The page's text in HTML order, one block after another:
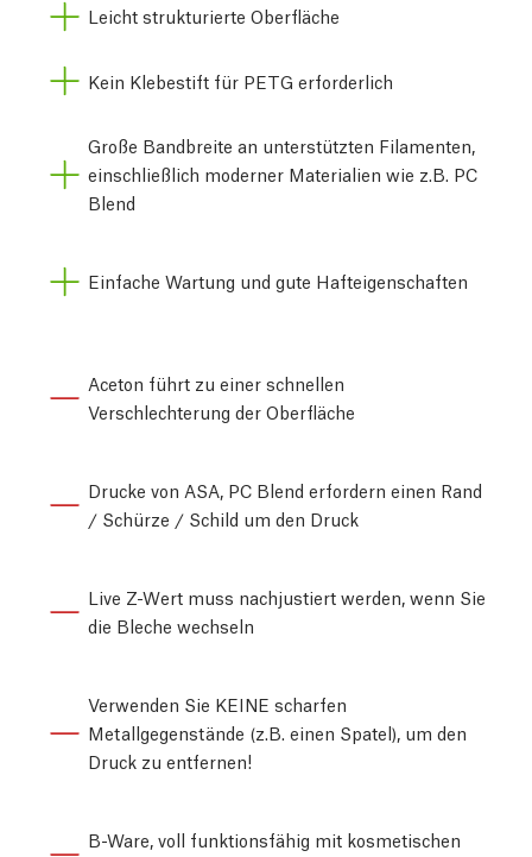
Leicht strukturierte Oberfläche
Kein Klebestift für PETG erforderlich
Große Bandbreite an unterstützten Filamenten,
einschließlich moderner Materialien wie z.B. PC
Blend
Einfache Wartung und gute Hafteigenschaften
Aceton führt zu einer schnellen
Verschlechterung der Oberfläche
Drucke von ASA, PC Blend erfordern einen Rand
/ Schürze / Schild um den Druck
Live Z-Wert muss nachjustiert werden, wenn Sie
die Bleche wechseln
Verwenden Sie KEINE scharfen
Metallgegenstände (z.B. einen Spatel), um den
Druck zu entfernen!
B-Ware, voll funktionsfähig mit kosmetischen